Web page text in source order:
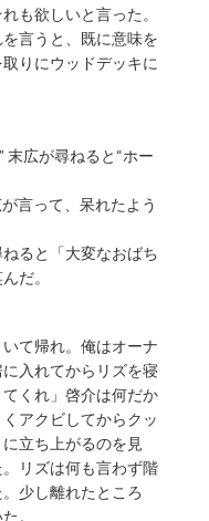
も欲しいと言った。
言うと、既に意味を
りにウッドデッキに
末広が尋ねると“ホー
が言って、呆れたよう
ると「大変なおばち
だ。
て帰れ。俺はオーナ
入れてからリズを寝
くれ」啓介は何だか
アクビしてからクッ
立ち上がるのを見
リズは何も言わず階
少し離れたところ
。